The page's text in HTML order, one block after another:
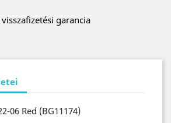
garancia
06 Red (BG11174)